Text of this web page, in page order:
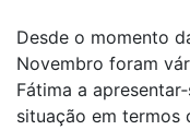
Desde o momento
Novembro foram
Fátima a
situação em termos